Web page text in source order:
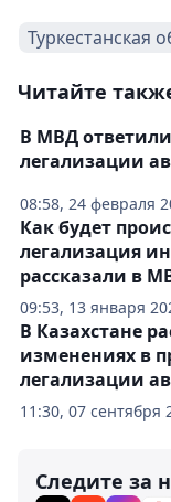
Туркестанская
Читайте
08:58, 24 февраля
В МВД
легализации
09:53, 13 января
Как будет
легализация
рассказали в
11:30, 07 сентября
В Казахстане
изменениях в
легализации
Следите за